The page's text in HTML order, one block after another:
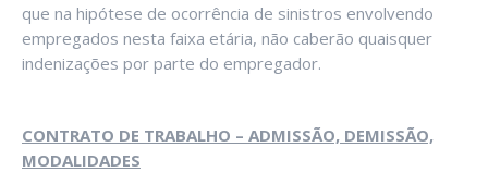
que na hipótese de ocorrência de sinistros envolvendo
empregados nesta faixa etária, não caberão quaisquer
indenizações por parte do empregador.
CONTRATO DE TRABALHO – ADMISSÃO, DEMISSÃO,
MODALIDADES